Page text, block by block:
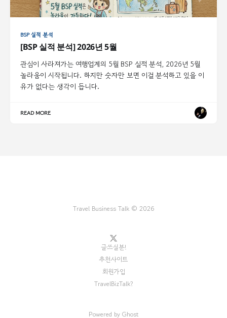
BSP 실적 분석
[BSP 실적 분석] 2026년 5월
관심이 사라져가는 여행업계의 5월 BSP 실적 분석, 2026년 5월
놀라움이 시작됩니다. 하지만 숫자만 보면 이걸 분석하고 있을 이
유가 없다는 생각이 듭니다.
READ MORE
Travel Business Talk © 2026
글쓰실분!
추천사이트
회원가입
TravelBizTalk?
Powered by Ghost